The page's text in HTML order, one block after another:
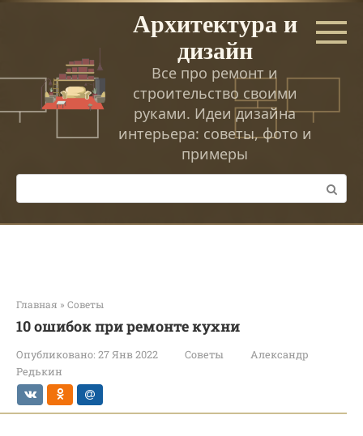
Перейти
Архитектура и
дизайн
Все про ремонт и
строительство своими
руками. Идеи дизайна
интерьера: советы, фото и
примеры
Поиск:
Главная » Советы
10 ошибок при ремонте кухни
Опубликовано: 27 Янв 2022 Советы
Александр
Редькин